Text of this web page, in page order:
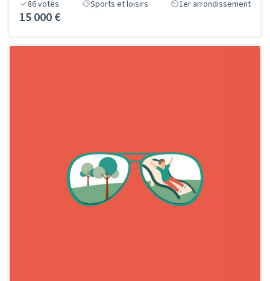
86votes Sports et loisirs 1er arrondissement
15 000 €